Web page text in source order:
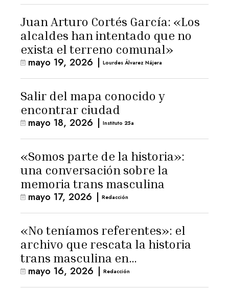
Juan Arturo Cortés García: «Los
alcaldes han intentado que no
exista el terreno comunal»
mayo 19, 2026 | Lourdes Álvarez Nájera
Salir del mapa conocido y
encontrar ciudad
mayo 18, 2026 | Instituto 25a
«Somos parte de la historia»:
una conversación sobre la
memoria trans masculina
mayo 17, 2026 | Redacción
«No teníamos referentes»: el
archivo que rescata la historia
trans masculina en
Latinoamérica
mayo 16, 2026 | Redacción